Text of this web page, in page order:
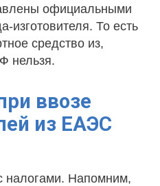
официальными
изготовителя. То есть
средство из,
нельзя.
ввозе
из ЕАЭС
налогами. Напомним,